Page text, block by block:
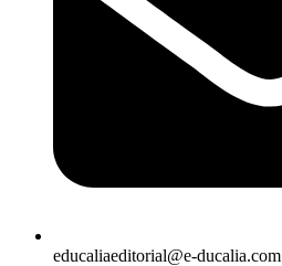
educaliaeditorial@e-ducalia.com